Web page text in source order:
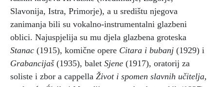
Slavonija, Istra, Primorje), a u središtu njegova
zanimanja bili su vokalno-instrumentalni glazbeni
oblici. Najuspjelija su mu djela glazbena groteska
Stanac (1915), komične opere Citara i bubanj (1929) i
Grabancijaš(1935), balet Sjene (1917), oratorij za
soliste i zbor a cappella Život i spomen slavnih učitelja,